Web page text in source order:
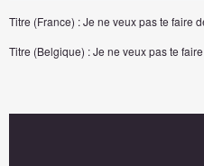
Titre (France) : Je ne veux pas te faire
Titre (Belgique) : Je ne veux pas te